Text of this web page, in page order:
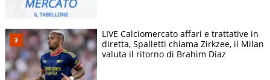
LIVE Calciomercato affari e trattative in
diretta, Spalletti chiama Zirkzee, il Milan
valuta il ritorno di Brahim Diaz